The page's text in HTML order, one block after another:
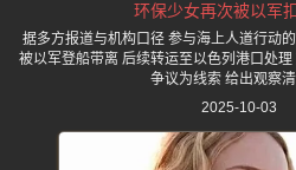
环保少女再次被以军
据多方报道与机构口径 参与海上人道行动
被以军登船带离 后续转运至以色列港口处
争议为线索 给出观察
2025-10-03